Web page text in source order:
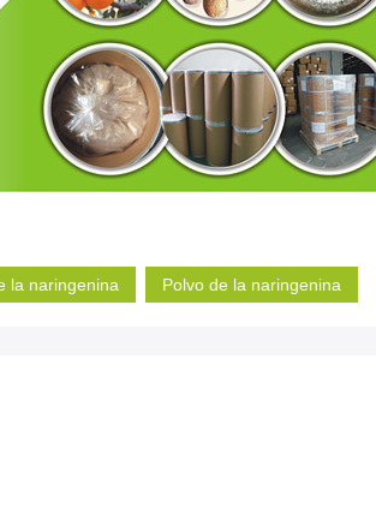
la naringenina Polvo de la naringenina